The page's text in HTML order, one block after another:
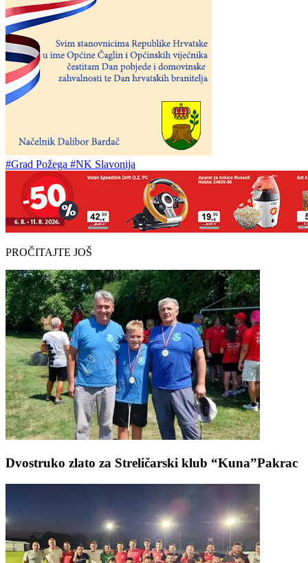
#Grad Požega #NK Slavonija
PROČITAJTE JOŠ
Dvostruko zlato za Streličarski klub “Kuna”Pakrac